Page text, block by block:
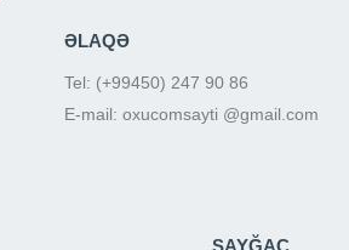
ƏLAQƏ
Tel: (+99450) 247 90 86
E-mail: oxucomsayti @gmail.com
SAYĞAC